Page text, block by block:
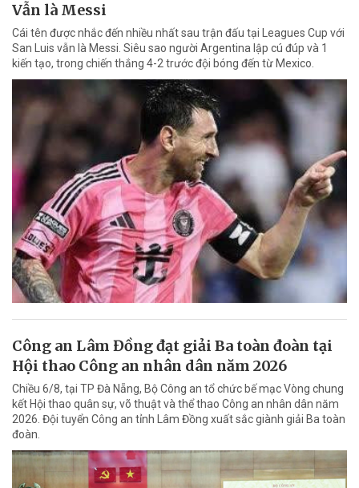
Vẫn là Messi
Cái tên được nhắc đến nhiều nhất sau trận đấu tại Leagues Cup với
San Luis vẫn là Messi. Siêu sao người Argentina lập cú đúp và 1
kiến tạo, trong chiến thắng 4-2 trước đội bóng đến từ Mexico.
Công an Lâm Đồng đạt giải Ba toàn đoàn tại
Hội thao Công an nhân dân năm 2026
Chiều 6/8, tại TP Đà Nẵng, Bộ Công an tổ chức bế mạc Vòng chung
kết Hội thao quân sự, võ thuật và thể thao Công an nhân dân năm
2026. Đội tuyển Công an tỉnh Lâm Đồng xuất sắc giành giải Ba toàn
đoàn.